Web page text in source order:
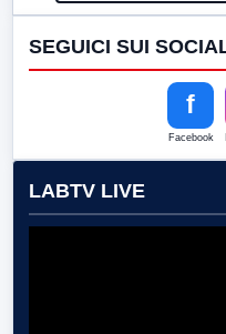
SEGUICI SUI
f
Facebook
LABTV LIVE